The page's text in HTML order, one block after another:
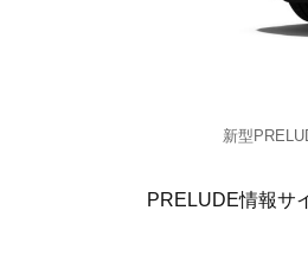
新型
PRELUDE情報サ